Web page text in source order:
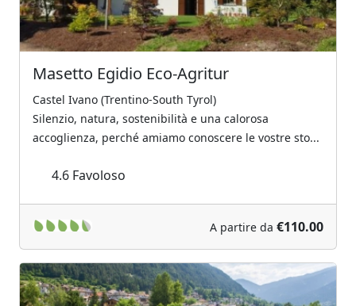
Masetto Egidio Eco-Agritur
Castel Ivano (Trentino-South Tyrol)
Silenzio, natura, sostenibilità e una calorosa
accoglienza, perché amiamo conoscere le vostre sto...
4.6 Favoloso
A partire da €110.00